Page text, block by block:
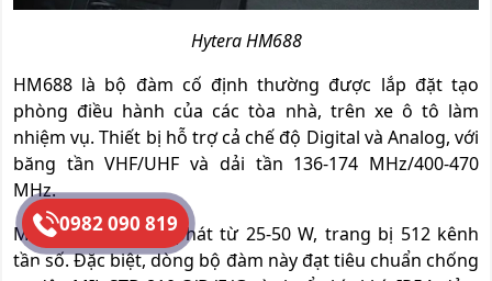
Hytera HM688
HM688 là bộ đàm cố định thường được lắp đặt tạo
phòng điều hành của các tòa nhà, trên xe ô tô làm
nhiệm vụ. Thiết bị hỗ trợ cả chế độ Digital và Analog, với
băng tần VHF/UHF và dải tần 136-174 MHz/400-470
MHz.
Máy có công suất phát từ 25-50 W, trang bị 512 kênh
tần số. Đặc biệt, dòng bộ đàm này đạt tiêu chuẩn chống
0982 090 819